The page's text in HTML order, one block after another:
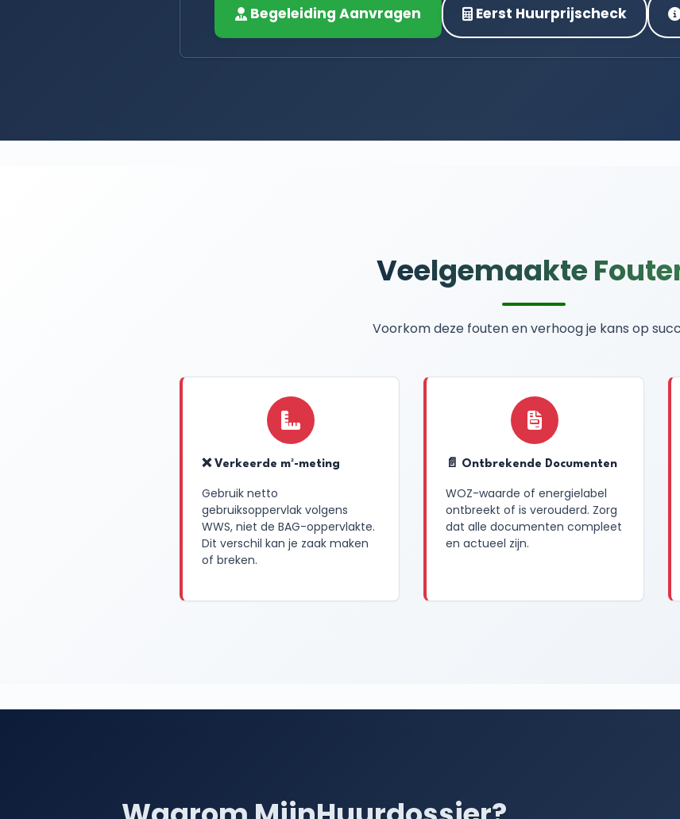
Begeleiding Aanvragen Eerst Huurprijscheck
Veelgemaakte
Voorkom deze fouten en verhoog je kans op
❌ Verkeerde m²-meting
Gebruik netto
gebruiksoppervlak volgens
WWS, niet de BAG-oppervlakte.
Dit verschil kan je zaak maken
of breken.
📄 Ontbrekende Documenten
WOZ-waarde of energielabel
ontbreekt of is verouderd. Zorg
dat alle documenten compleet
en actueel zijn.